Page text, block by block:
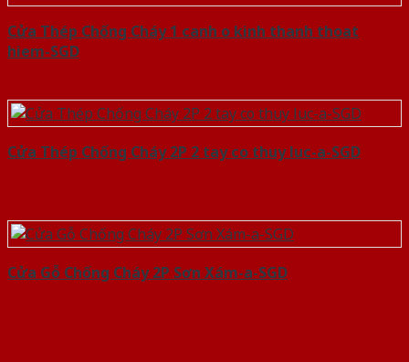
Cửa Thép Chống Cháy 1 canh o kinh thanh thoat
hiem-SGD
Cửa Thép Chống Cháy 2P 2 tay co thuy luc-a-SGD
Cửa Gỗ Chống Cháy 2P Sơn Xám-a-SGD